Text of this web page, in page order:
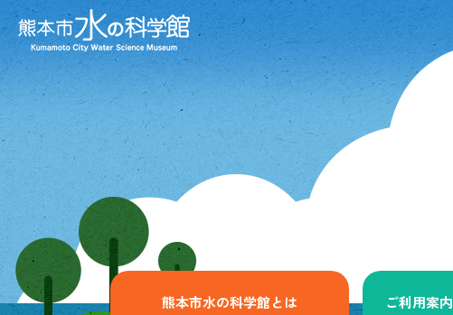
熊本市水の科学館とは ご利用案